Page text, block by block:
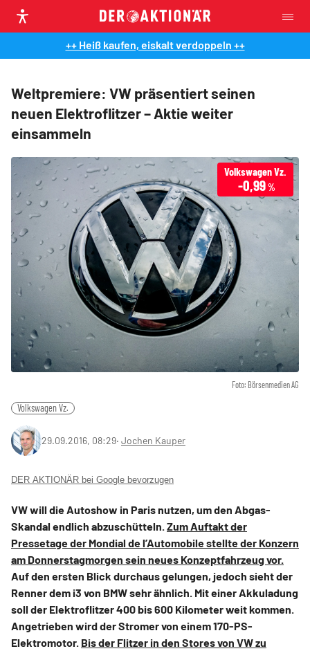
++ Heiß kaufen, eiskalt verdoppeln ++
Weltpremiere: VW präsentiert seinen
neuen Elektroflitzer – Aktie weiter
einsammeln
Foto: Börsenmedien AG
Volkswagen Vz.
-0,99%
Volkswagen Vz.
29.09.2016, 08:29‧ Jochen Kauper
DER AKTIONÄR bei Google bevorzugen
VW will die Autoshow in Paris nutzen, um den Abgas-
Skandal endlich abzuschütteln. Zum Auftakt der
Pressetage der Mondial de l’Automobile stellte der Konzern
am Donnerstagmorgen sein neues Konzeptfahrzeug vor.
Auf den ersten Blick durchaus gelungen, jedoch sieht der
Renner dem i3 von BMW sehr ähnlich. Mit einer Akkuladung
soll der Elektroflitzer 400 bis 600 Kilometer weit kommen.
Angetrieben wird der Stromer von einem 170-PS-
Elektromotor. Bis der Flitzer in den Stores von VW zu